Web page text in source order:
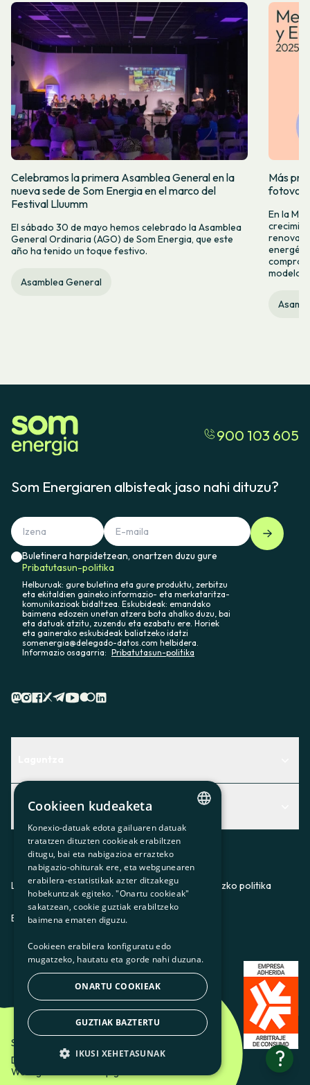
Celebramos la primera Asamblea General en la
nueva sede de Som Energia en el marco del
Festival Lluumm
El sábado 30 de mayo hemos celebrado la Asamblea
General Ordinaria (AGO) de Som Energia, que este
año ha tenido un toque festivo.
Asamblea General
Más
En la
modelo
900 103 605
Som Energiaren albisteak jaso nahi dituzu?
Buletinera harpidetzean, onartzen duzu gure
Pribatutasun-politika
Helburuak: gure buletina eta gure produktu, zerbitzu
eta ekitaldien gaineko informazio- eta merkataritza-
komunikazioak bidaltzea. Eskubideak: emandako
baimena edozein unetan atzera bota ahalko duzu, bai
eta datuak atzitu, zuzendu eta ezabatu ere. Horiek
eta gainerako eskubideak baliatzeko idatzi
somenergia@delegado-datos.com helbidera.
Informazio osagarria: Pribatutasun-politika
Centro de Ayuda
Aurkitu zerbitzurik egokiena zuretzat
Contacto
Albisteak
Albisteak
Bazkideen txokoa
Prentsa
Gurekin lan egin
Lege-oharraPribatutasun-politikaCookieei buruzko politika
ES CAGLEU
Som Energia SCCL - 2026
Diseinatzailea: Etéreo Design.
Web-garatzailea: Utopig Studio
?
CATALAN
SPANISH
GL
BASQUE
Cookieen kudeaketa
Konexio-datuak edota gailuaren datuak
tratatzen dituzten cookieak erabiltzen
ditugu, bai eta nabigazioa errazteko
nabigazio-ohiturak ere, eta webgunearen
erabilera-estatistikak azter ditzakegu
hobekuntzak egiteko. "Onartu cookieak"
sakatzean, cookie guztiak erabiltzeko
baimena ematen diguzu.
Cookieen erabilera konfiguratu edo
mugatzeko, hautatu eta gorde nahi duzuna.
ONARTU COOKIEAK
GUZTIAK BAZTERTU
IKUSI XEHETASUNAK
OINARRIZKOAK